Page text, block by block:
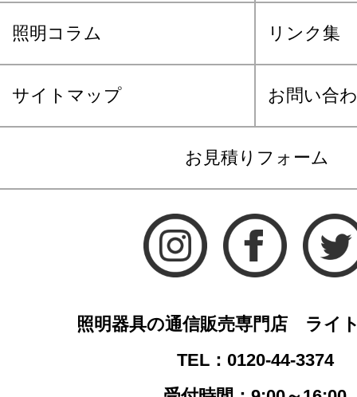
照明コラム リンク集
サイトマップ お問い合
お見積りフォーム
照明器具の通信販売専門店 ライ
TEL：0120-44-3374